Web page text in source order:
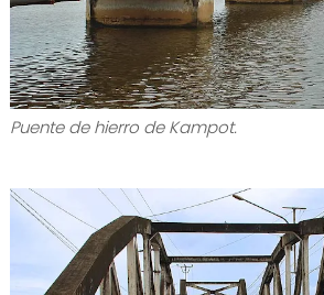
Puente de hierro de Kampot.